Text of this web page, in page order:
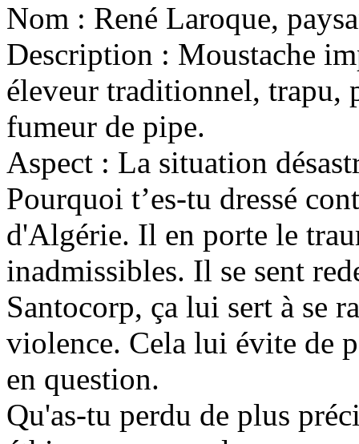
Nom : René Laroque,
Description : Moustache
éleveur traditionnel, trapu,
fumeur de pipe.
Aspect : La situation
Pourquoi t’es-tu dressé
d'Algérie. Il en porte le
inadmissibles. Il se sent
Santocorp, ça lui sert à se
violence. Cela lui évite de
en question.
Qu'as-tu perdu de plus